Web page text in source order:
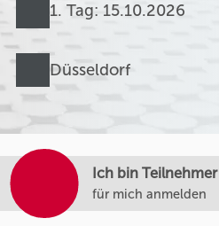
1. Tag: 15.10.2026
Düsseldorf
Ich bin Teilnehmer
für mich anmelden